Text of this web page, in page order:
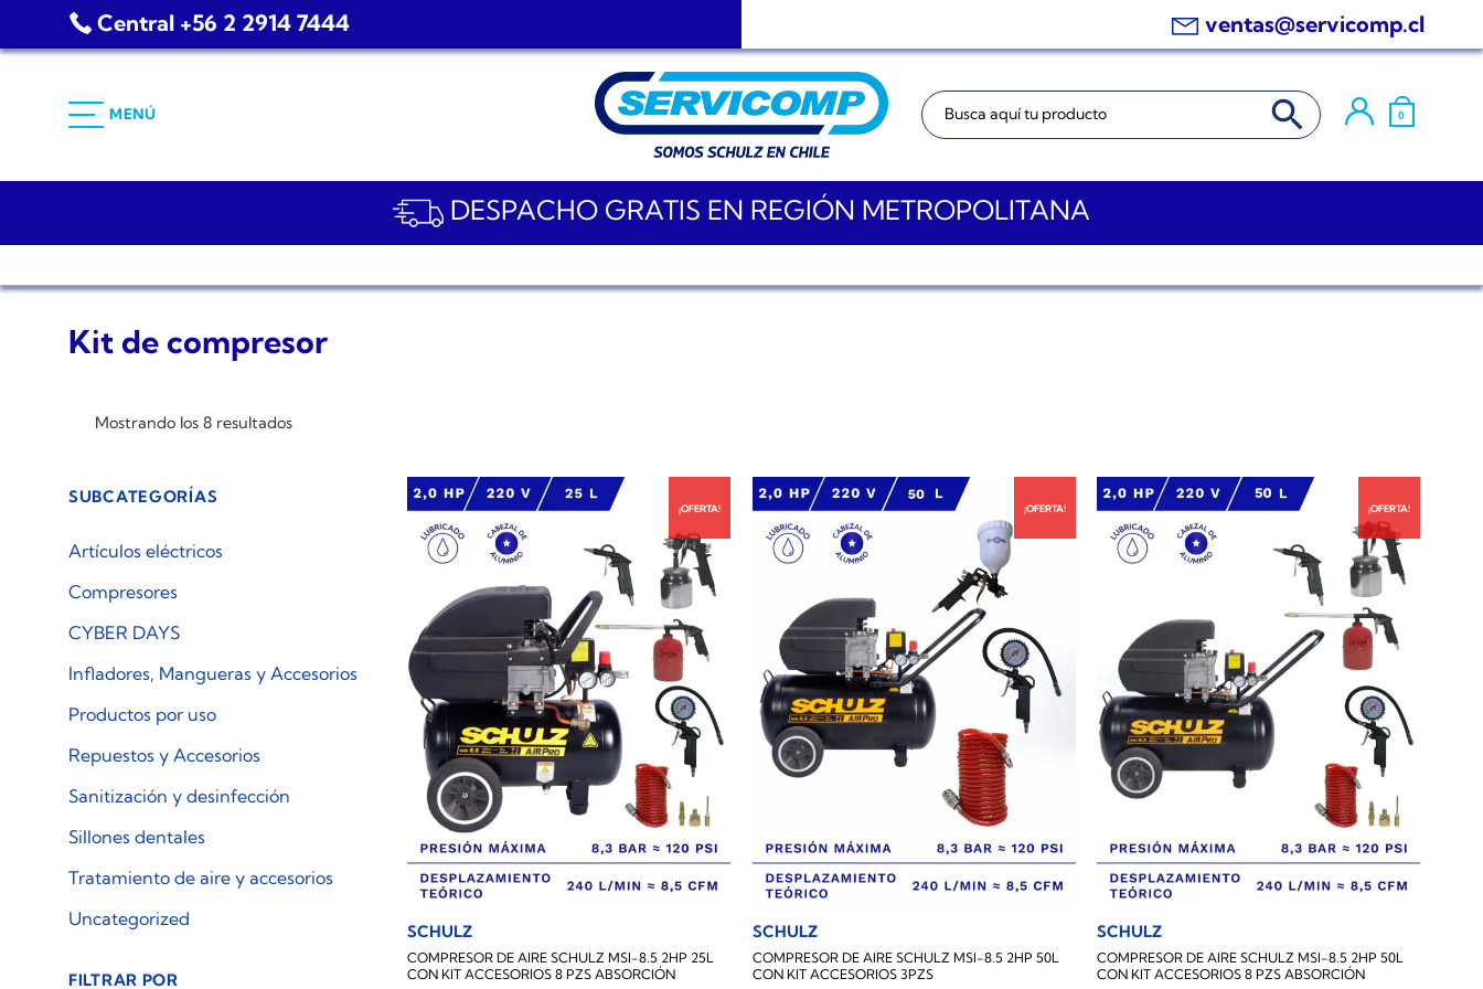
Central +56 2 2914 7444 ventas@servicomp.cl
MENÚ
Buscar: BOTÓN DE BÚSQUEDA
0
DESPACHO GRATIS EN REGIÓN METROPOLITANA
Kit de compresor
Mostrando los 8 resultados
SUBCATEGORÍAS
Artículos eléctricos
Compresores
CYBER DAYS
Infladores, Mangueras y Accesorios
Productos por uso
Repuestos y Accesorios
Sanitización y desinfección
Sillones dentales
Tratamiento de aire y accesorios
Uncategorized
FILTRAR POR
¡OFERTA!
SCHULZ
COMPRESOR DE AIRE SCHULZ MSI-8.5 2HP 25L
CON KIT ACCESORIOS 8 PZS ABSORCIÓN
¡OFERTA!
SCHULZ
COMPRESOR DE AIRE SCHULZ MSI-8.5 2HP 50L
CON KIT ACCESORIOS 3PZS
¡OFERTA!
SCHULZ
COMPRESOR DE AIRE SCHULZ MSI-8.5 2HP 50L
CON KIT ACCESORIOS 8 PZS ABSORCIÓN